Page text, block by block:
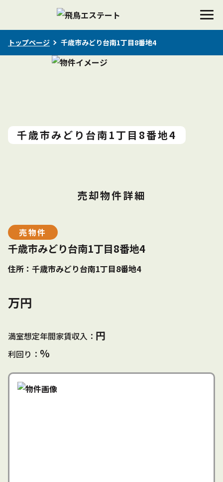
トップページ 千歳市みどり台南1丁目8番地4
千歳市みどり台南1丁目8番地4
売却物件詳細
売物件
千歳市みどり台南1丁目8番地4
住所：千歳市みどり台南1丁目8番地4
万円
満室想定年間家賃収入： 円
利回り： ％